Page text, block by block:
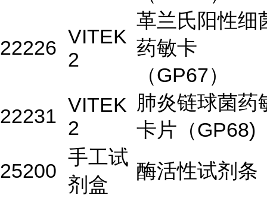
22226 VITEK
2
革兰氏阳性细
药敏卡
（GP67）
22231 VITEK
2
肺炎链球菌药
卡片（GP68)
25200
手工试
剂盒
酶活性试剂条